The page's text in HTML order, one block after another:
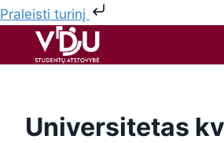
Praleisti turinį
Universitetas